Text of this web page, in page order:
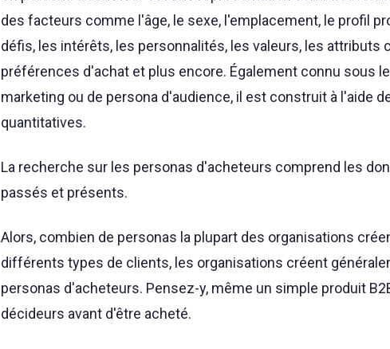
des facteurs comme l'âge, le sexe, l'emplacement, le profil
défis, les intérêts, les personnalités, les valeurs, les attributs
préférences d'achat et plus encore. Également connu sous
marketing ou de persona d'audience, il est construit à l'aide
quantitatives.
La recherche sur les personas d'acheteurs comprend les
passés et présents.
Alors, combien de personas la plupart des organisations
différents types de clients, les organisations créent
personas d'acheteurs. Pensez-y, même un simple produit
décideurs avant d'être acheté.